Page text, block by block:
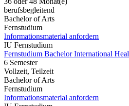
berufsbegleitend
Bachelor of Arts
Fernstudium
Informationsmaterial anfordern
IU Fernstudium
Fernstudium Bachelor International
6 Semester
Vollzeit, Teilzeit
Bachelor of Arts
Fernstudium
Informationsmaterial anfordern